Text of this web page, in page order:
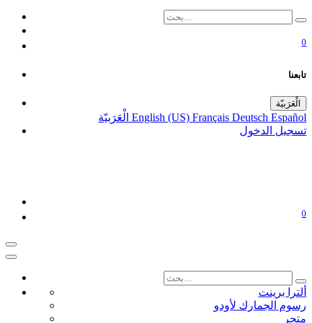
0
تابعنا
الْعَرَبيّة
الْعَرَبيّة English (US) Français Deutsch Español
تسجيل الدخول
0
ألترا برينت
رسوم الجمارك لأودو
متجر